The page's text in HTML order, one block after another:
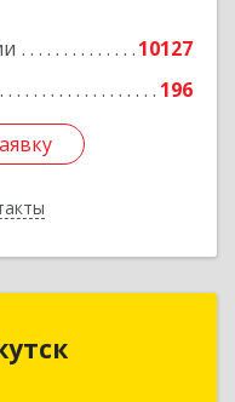
10127
196
Иркутск
г, Декабрьских